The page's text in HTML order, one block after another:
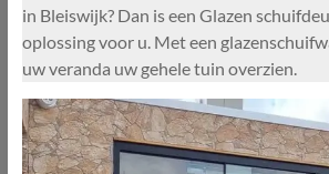
in Bleiswijk? Dan is een Glazen
oplossing voor u. Met een
uw veranda uw gehele tuin overzien.